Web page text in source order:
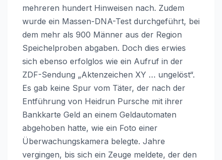
mehreren hundert Hinweisen nach. Zudem
wurde ein Massen-DNA-Test durchgeführt, bei
dem mehr als 900 Männer aus der Region
Speichelproben abgaben. Doch dies erwies
sich ebenso erfolglos wie ein Aufruf in der
ZDF-Sendung „Aktenzeichen XY … ungelöst“.
Es gab keine Spur vom Täter, der nach der
Entführung von Heidrun Pursche mit ihrer
Bankkarte Geld an einem Geldautomaten
abgehoben hatte, wie ein Foto einer
Überwachungskamera belegte. Jahre
vergingen, bis sich ein Zeuge meldete, der den